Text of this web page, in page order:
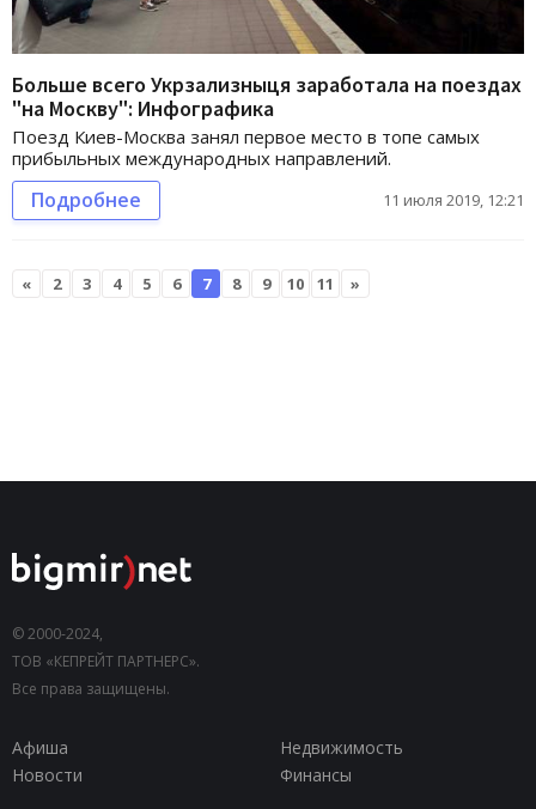
Больше всего Укрзализныця заработала на поездах
"на Москву": Инфографика
Поезд Киев-Москва занял первое место в топе самых
прибыльных международных направлений.
Подробнее 11 июля 2019, 12:21
« 2 3 4 5 6 7 8 9 10 11 »
© 2000-2024,
ТОВ «КЕПРЕЙТ ПАРТНЕРС».
Все права защищены.
Афиша
Недвижимость
Новости
Финансы